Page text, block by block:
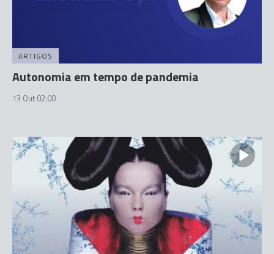
ARTIGOS
Autonomia em tempo de pandemia
13 Out 02:00